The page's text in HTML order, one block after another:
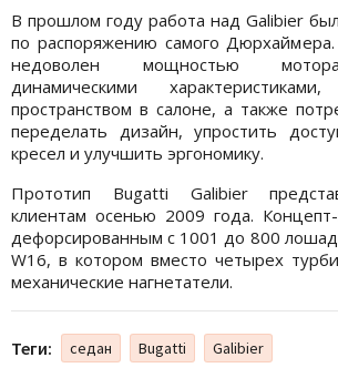
В прошлом году работа над Galibier
по распоряжению самого Дюрхаймера.
недоволен мощностью
динамическими
пространством в салоне, а также
переделать дизайн, упростить
кресел и улучшить эргономику.
Прототип Bugatti Galibier
клиентам осенью 2009 года.
дефорсированным с 1001 до 800
W16, в котором вместо четырех
механические нагнетатели.
Теги: седан Bugatti Galibier